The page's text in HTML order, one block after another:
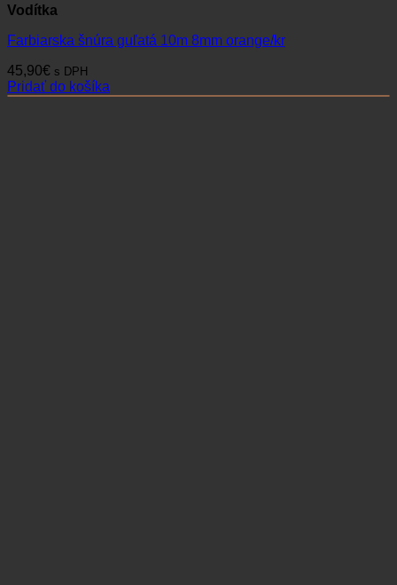
Vodítka
Farbiarska šnúra guľatá 10m 8mm orange/kr
45,90€ s DPH
Pridať do košíka